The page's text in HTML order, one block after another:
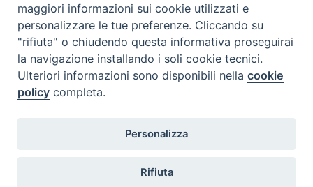
maggiori informazioni sui cookie utilizzati e
personalizzare le tue preferenze. Cliccando su
"rifiuta" o chiudendo questa informativa proseguirai
la navigazione installando i soli cookie tecnici.
Ulteriori informazioni sono disponibili nellacookie
policy completa.
Personalizza
Rifiuta